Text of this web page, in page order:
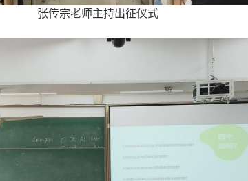
张传宗老师主持出征仪式